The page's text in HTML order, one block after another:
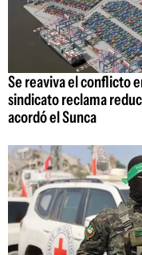
Se reaviva el conflicto
sindicato reclama
acordó el Sunca